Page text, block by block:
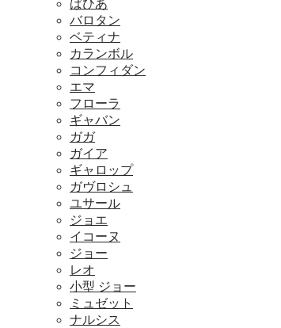
ばひあ
バロタン
ベティナ
カランボル
コンフィダン
エマ
フローラ
ギャバン
ガガ
ガイア
ギャロップ
ガヴロシュ
ユサール
ジョエ
イコーヌ
ジョー
レオ
小型 ジョー
ミュゼット
ナルシス